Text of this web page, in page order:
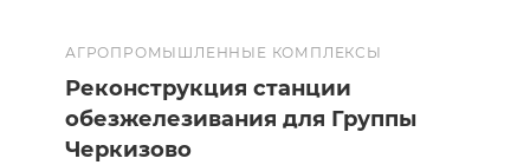
АГРОПРОМЫШЛЕННЫЕ КОМПЛЕКСЫ
Реконструкция станции
обезжелезивания для Группы
Черкизово